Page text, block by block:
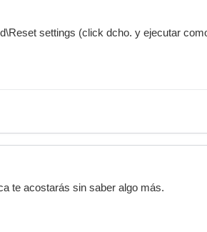
settings (click dcho. y ejecutar
te acostarás sin saber algo más.